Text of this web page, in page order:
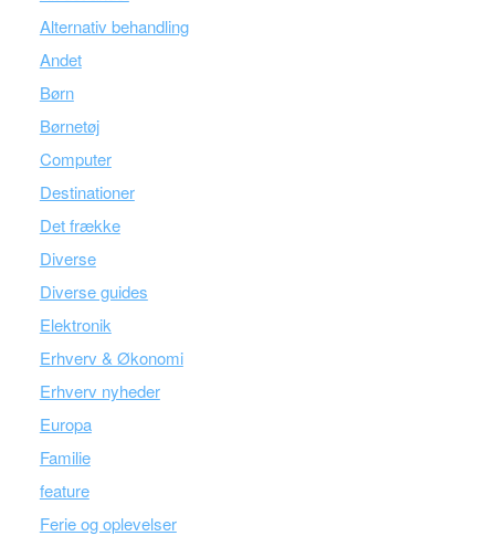
Alternativ behandling
Andet
Børn
Børnetøj
Computer
Destinationer
Det frække
Diverse
Diverse guides
Elektronik
Erhverv & Økonomi
Erhverv nyheder
Europa
Familie
feature
Ferie og oplevelser